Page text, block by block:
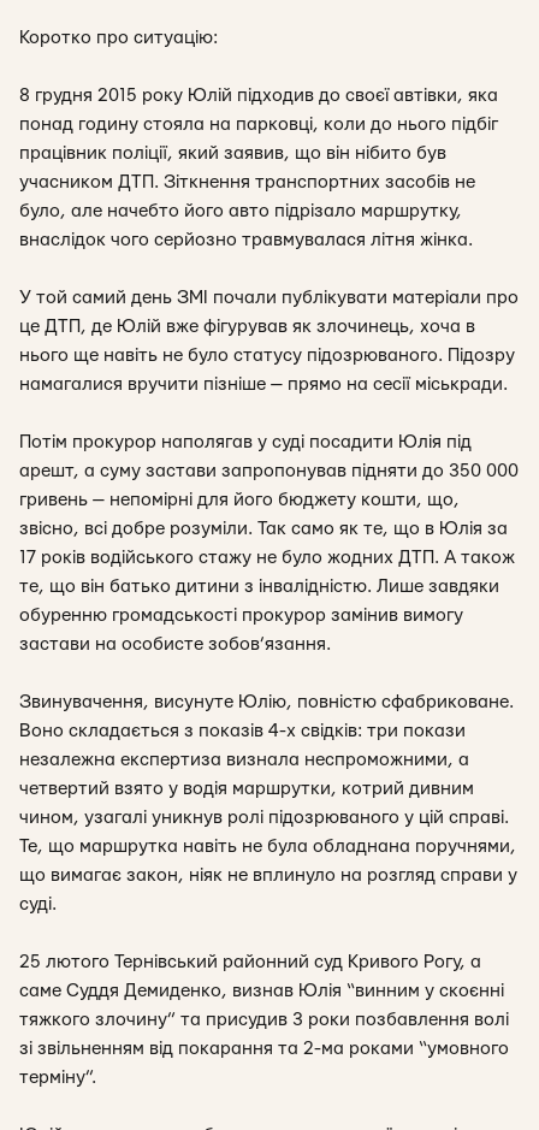
Коротко про ситуацію:
8 грудня 2015 року Юлій підходив до своєї автівки, яка
понад годину стояла на парковці, коли до нього підбіг
працівник поліції, який заявив, що він нібито був
учасником ДТП. Зіткнення транспортних засобів не
було, але начебто його авто підрізало маршрутку,
внаслідок чого серйозно травмувалася літня жінка.
У той самий день ЗМІ почали публікувати матеріали про
це ДТП, де Юлій вже фігурував як злочинець, хоча в
нього ще навіть не було статусу підозрюваного. Підозру
намагалися вручити пізніше — прямо на сесії міськради.
Потім прокурор наполягав у суді посадити Юлія під
арешт, а суму застави запропонував підняти до 350 000
гривень — непомірні для його бюджету кошти, що,
звісно, всі добре розуміли. Так само як те, що в Юлія за
17 років водійського стажу не було жодних ДТП. А також
те, що він батько дитини з інвалідністю. Лише завдяки
обуренню громадськості прокурор замінив вимогу
застави на особисте зобов’язання.
Звинувачення, висунуте Юлію, повністю сфабриковане.
Воно складається з показів 4-х свідків: три покази
незалежна експертиза визнала неспроможними, а
четвертий взято у водія маршрутки, котрий дивним
чином, узагалі уникнув ролі підозрюваного у цій справі.
Те, що маршрутка навіть не була обладнана поручнями,
що вимагає закон, ніяк не вплинуло на розгляд справи у
суді.
25 лютого Тернівський районний суд Кривого Рогу, а
саме Суддя Демиденко, визнав Юлія “винним у скоєнні
тяжкого злочину” та присудив 3 роки позбавлення волі
зі звільненням від покарання та 2-ма роками “умовного
терміну”.